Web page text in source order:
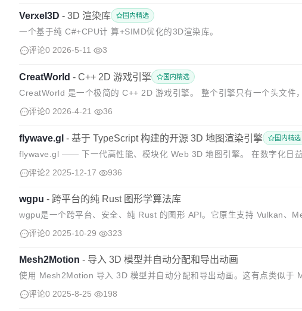
Verxel3D - 3D 渲染库 国内精选
一个基于纯 C#+CPU计 算+SIMD优化的3D渲染库。
评论0 2026-5-11 3
CreatWorld - C++ 2D 游戏引擎 国内精选
CreatWorld 是一个极简的 C++ 2D 游戏引擎。 整个引擎只有一个头文
2D 游戏、互动程序或教学演示。 🎯...
评论0 2026-4-21 36
flywave.gl - 基于 TypeScript 构建的开源 3D 地图渲染引擎 国内精选
flywave.gl —— 下一代高性能、模块化 Web 3D 地图引擎。 在数字化日
据可视化、空间分析与沉浸式体验的核心载体。传统的二维地图或基础...
评论2 2025-12-17 936
wgpu - 跨平台的纯 Rust 图形学算法库
wgpu是一个跨平台、安全、纯 Rust 的图形 API。它原生支持 Vulkan、
2 和 WebGPU。 该 API 基...
评论0 2025-10-29 323
Mesh2Motion - 导入 3D 模型并自动分配和导出动画
使用 Mesh2Motion 导入 3D 模型并自动分配和导出动画。这有点类似于
支持其他模型和骨架类型。希望开源的特性能够让它比封闭工具有更...
评论0 2025-8-25 198